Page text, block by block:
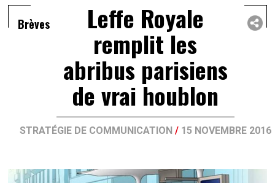
Brèves Leffe Royale
remplit les
abribus parisiens
de vrai houblon
STRATÉGIE DE COMMUNICATION/ 15 NOVEMBRE 2016